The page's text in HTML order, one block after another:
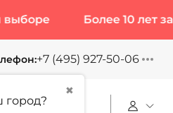
Более 10 лет
✖
город?
+7 (495) 927-50-06